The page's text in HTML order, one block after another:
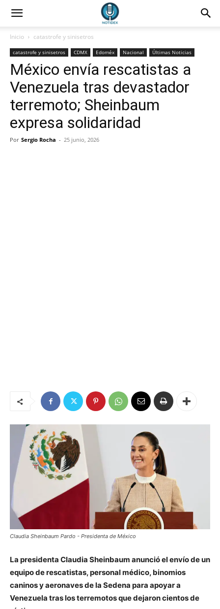
Inicio catastrofe y sinisetros
catastrofe y sinisetros CDMX Edoméx Nacional Últimas Noticias
México envía rescatistas a
Venezuela tras devastador
terremoto; Sheinbaum
expresa solidaridad
Por Sergio Rocha - 25 junio, 2026
Claudia Sheinbaum Pardo - Presidenta de México
La presidenta Claudia Sheinbaum anunció el envío de un
equipo de rescatistas, personal médico, binomios
caninos y aeronaves de la Sedena para apoyar a
Venezuela tras los terremotos que dejaron cientos de